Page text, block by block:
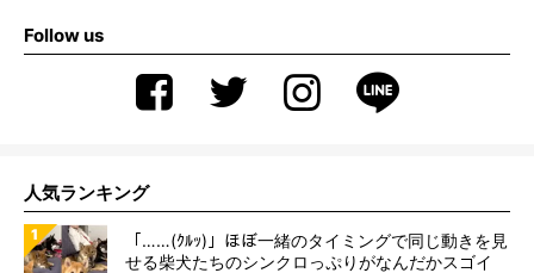
Follow us
人気ランキング
「……(ｸﾙｯ)」ほぼ一緒のタイミングで同じ動きを見
せる柴犬たちのシンクロっぷりがなんだかスゴイ